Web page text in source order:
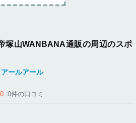
塚山WANBANA通販の周辺のスポ
ールアール
0件の口コミ